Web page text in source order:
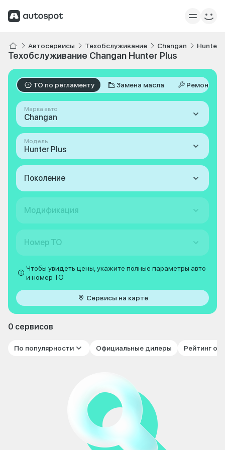
Автосервисы Техобслуживание Changan Hunter
Техобслуживание Changan Hunter Plus
ТО по регламенту Замена масла Ремонт
Марка авто
Changan
Модель
Hunter Plus
Поколение
Модификация
Номер ТО
Чтобы увидеть цены, укажите полные параметры авто
и номер ТО
Сервисы на карте
0 сервисов
По популярности Официальные дилеры Рейтинг